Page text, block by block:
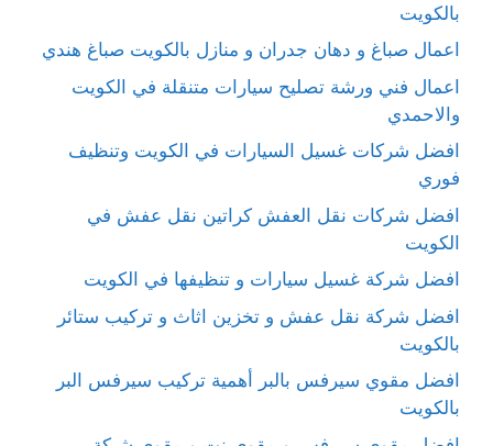
بالكويت
اعمال صباغ و دهان جدران و منازل بالكويت صباغ هندي
اعمال فني ورشة تصليح سيارات متنقلة في الكويت
والاحمدي
افضل شركات غسيل السيارات في الكويت وتنظيف
فوري
افضل شركات نقل العفش كراتين نقل عفش في
الكويت
افضل شركة غسيل سيارات و تنظيفها في الكويت
افضل شركة نقل عفش و تخزين اثاث و تركيب ستائر
بالكويت
افضل مقوي سيرفس بالبر أهمية تركيب سيرفس البر
بالكويت